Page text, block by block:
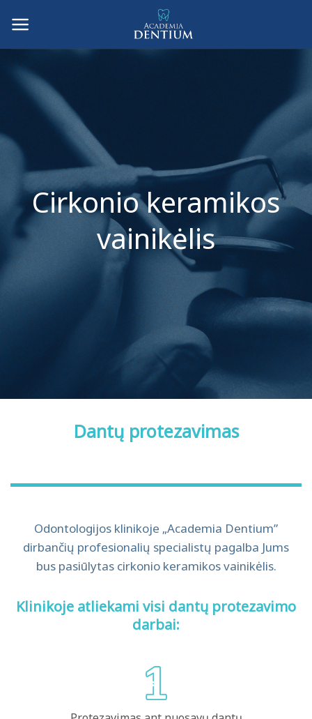
Cirkonio keramikos
vainikėlis
Dantų protezavimas
Odontologijos klinikoje „Academia Dentium”
dirbančių profesionalių specialistų pagalba Jums
bus pasiūlytas cirkonio keramikos vainikėlis.
Klinikoje atliekami visi dantų protezavimo
darbai: